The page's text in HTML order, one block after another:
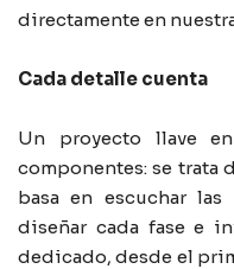
directamente en
Cada detalle cuenta
Un proyecto llave
componentes: se trata
basa en escuchar
diseñar cada fase e
dedicado, desde el